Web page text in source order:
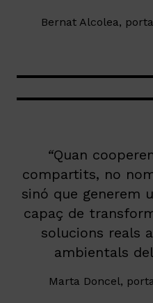
Bernat Alcolea,
“Quan
compartits, no
sinó que generem
capaç de
solucions reals
ambientals
Marta Doncel,